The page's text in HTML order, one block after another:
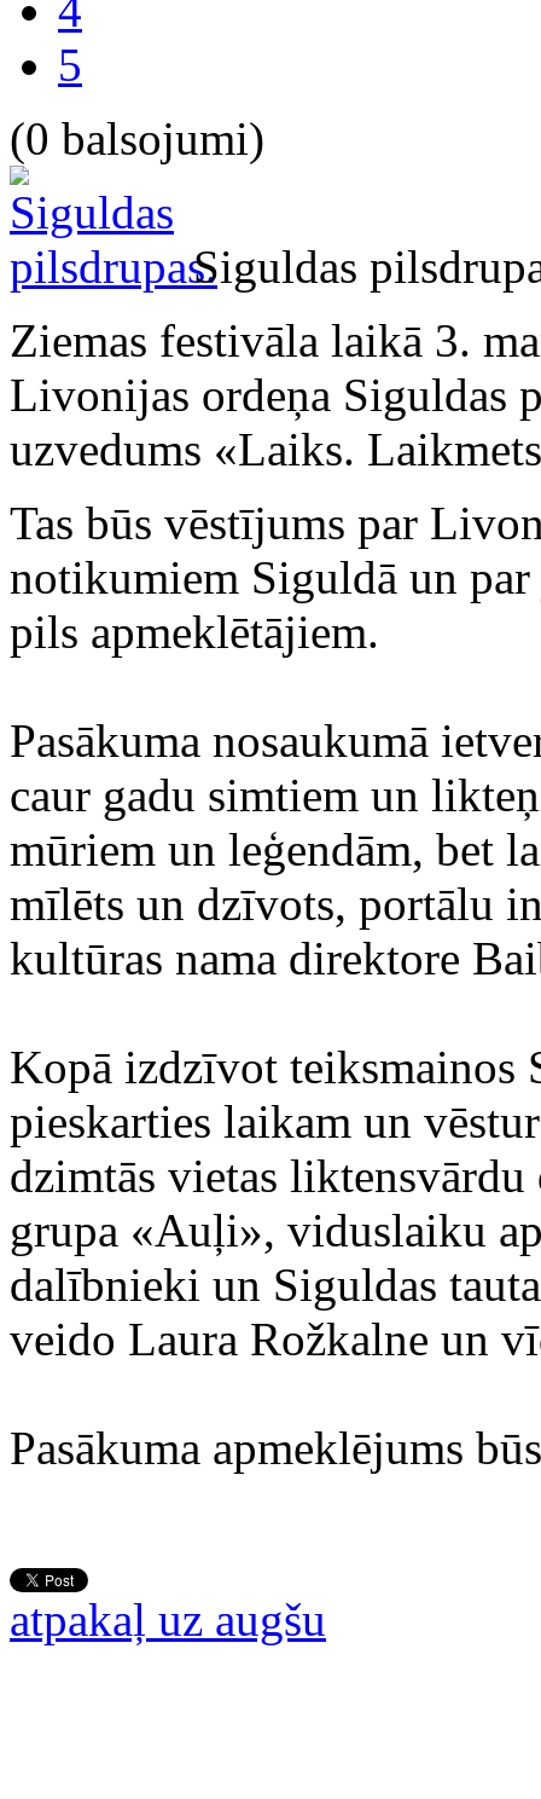
5
(0 balsojumi)
Siguldas
Ziemas festivāla laikā 3.
Livonijas ordeņa Siguldas
uzvedums «Laiks.
Tas būs vēstījums par
notikumiem Siguldā un
pils apmeklētājiem.
Pasākuma nosaukumā
caur gadu simtiem un
mūriem un leģendām, bet
mīlēts un dzīvots, portālu
kultūras nama direktore
Kopā izdzīvot teiksmainos
pieskarties laikam un
dzimtās vietas
grupa «Auļi», viduslaiku
dalībnieki un Siguldas
veido Laura Rožkalne un
Pasākuma apmeklējums
atpakaļ uz augšu